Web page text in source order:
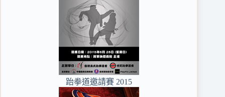
跆拳道邀請賽 2015